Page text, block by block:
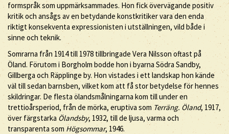
formspråk som uppmärksammades. Hon fick övervägande positiv
kritik och ansågs av en betydande konstkritiker vara den enda
riktigt konsekventa expressionisten i utställningen, vild både i
sinne och teknik.
Somrarna från 1914 till 1978 tillbringade Vera Nilsson oftast på
Öland. Förutom i Borgholm bodde hon i byarna Södra Sandby,
Gillberga och Räpplinge by. Hon vistades i ett landskap hon kände
väl till sedan barnsben, vilket kom att få stor betydelse för hennes
skildringar. De flesta ölandsmålningarna kom till under en
trettioårsperiod, från de mörka, eruptiva som Terräng. Öland, 1917,
över färgstarka Ölandsby, 1932, till de ljusa, varma och
transparenta som Högsommar, 1946.